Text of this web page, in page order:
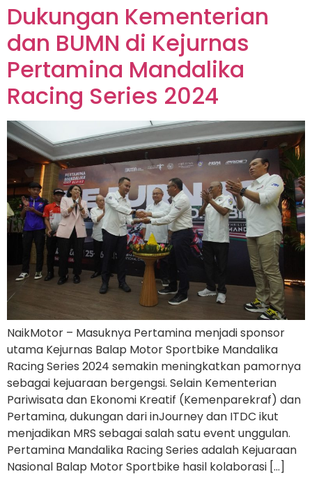
Dukungan Kementerian
dan BUMN di Kejurnas
Pertamina Mandalika
Racing Series 2024
NaikMotor – Masuknya Pertamina menjadi sponsor
utama Kejurnas Balap Motor Sportbike Mandalika
Racing Series 2024 semakin meningkatkan pamornya
sebagai kejuaraan bergengsi. Selain Kementerian
Pariwisata dan Ekonomi Kreatif (Kemenparekraf) dan
Pertamina, dukungan dari inJourney dan ITDC ikut
menjadikan MRS sebagai salah satu event unggulan.
Pertamina Mandalika Racing Series adalah Kejuaraan
Nasional Balap Motor Sportbike hasil kolaborasi […]